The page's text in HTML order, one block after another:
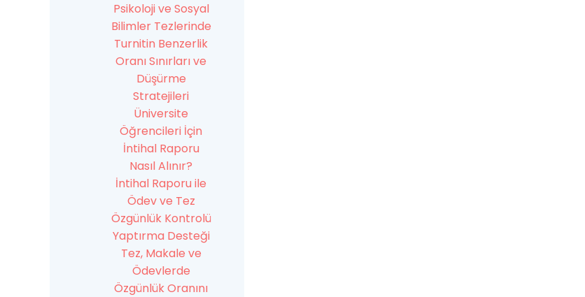
Psikoloji ve Sosyal
Bilimler Tezlerinde
Turnitin Benzerlik
Oranı Sınırları ve
Düşürme
Stratejileri
Üniversite
Öğrencileri İçin
İntihal Raporu
Nasıl Alınır?
İntihal Raporu ile
Ödev ve Tez
Özgünlük Kontrolü
Yaptırma Desteği
Tez, Makale ve
Ödevlerde
Özgünlük Oranını